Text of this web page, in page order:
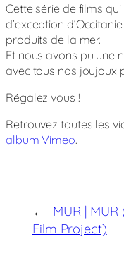
Cette série de films
d’exception
produits de la mer.
Et nous avons pu une
avec tous nos joujoux
Régalez vous !
Retrouvez toutes les
album Vimeo.
←
MUR |
Film Project)